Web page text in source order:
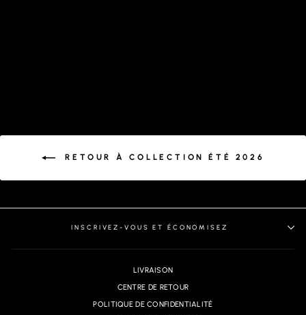
RETOUR À COLLECTION ÉTÉ 2026
INSCRIVEZ-VOUS ET ÉCONOMISEZ
LIVRAISON
CENTRE DE RETOUR
POLITIQUE DE CONFIDENTIALITÉ